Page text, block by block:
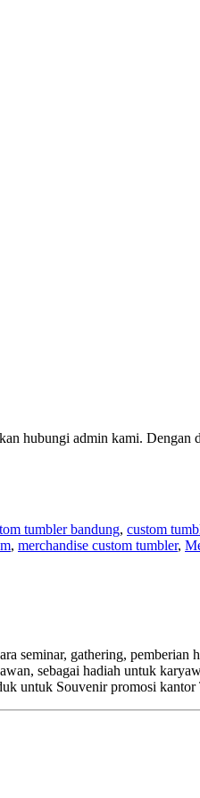
hubungi admin kami.
tumbler bandung, custom
, merchandise custom tumbler,
seminar, gathering,
sebagai hadiah untuk
untuk Souvenir promosi